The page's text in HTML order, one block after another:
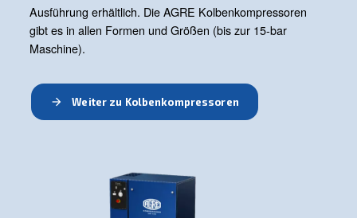
Kontaktieren Sie uns noch heute!
Entdecken Sie unseren
Produktbereich